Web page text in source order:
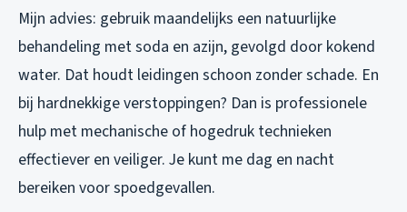
Mijn advies: gebruik maandelijks een natuurlijke
behandeling met soda en azijn, gevolgd door kokend
water. Dat houdt leidingen schoon zonder schade. En
bij hardnekkige verstoppingen? Dan is professionele
hulp met mechanische of hogedruk technieken
effectiever en veiliger. Je kunt me dag en nacht
bereiken voor spoedgevallen.